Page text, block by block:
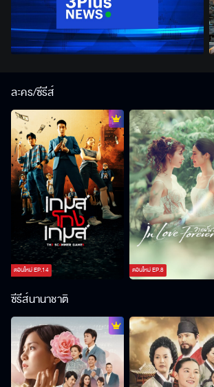
ละคร/ซีรีส์
ตอนใหม่EP.14 ตอนใหม่EP.8
ซีรีส์นานาชาติ